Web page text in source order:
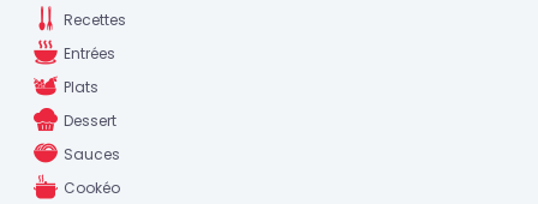
Recettes
Entrées
Plats
Dessert
Sauces
Cookéo